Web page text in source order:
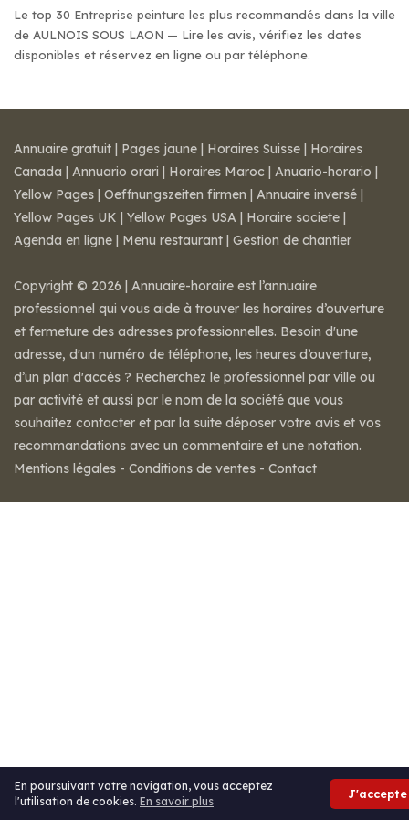
Le top 30 Entreprise peinture les plus recommandés dans la ville
de AULNOIS SOUS LAON — Lire les avis, vérifiez les dates
disponibles et réservez en ligne ou par téléphone.
En poursuivant votre navigation, vous acceptez
l'utilisation de cookies. En savoir plus
J'accepte
Annuaire gratuit | Pages jaune | Horaires Suisse | Horaires
Canada | Annuario orari | Horaires Maroc | Anuario-horario |
Yellow Pages | Oeffnungszeiten firmen | Annuaire inversé |
Yellow Pages UK | Yellow Pages USA | Horaire societe |
Agenda en ligne | Menu restaurant | Gestion de chantier
Copyright © 2026 | Annuaire-horaire est l’annuaire
professionnel qui vous aide à trouver les horaires d’ouverture
et fermeture des adresses professionnelles. Besoin d'une
adresse, d'un numéro de téléphone, les heures d’ouverture,
d’un plan d'accès ? Recherchez le professionnel par ville ou
par activité et aussi par le nom de la société que vous
souhaitez contacter et par la suite déposer votre avis et vos
recommandations avec un commentaire et une notation.
Mentions légales - Conditions de ventes - Contact